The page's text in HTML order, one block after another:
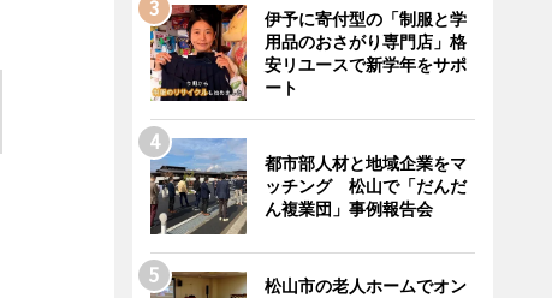
伊予に寄付型の「制服と学
用品のおさがり専門店」格
安リユースで新学年をサポ
ート
都市部人材と地域企業をマ
ッチング 松山で「だんだ
ん複業団」事例報告会
松山市の老人ホームでオン